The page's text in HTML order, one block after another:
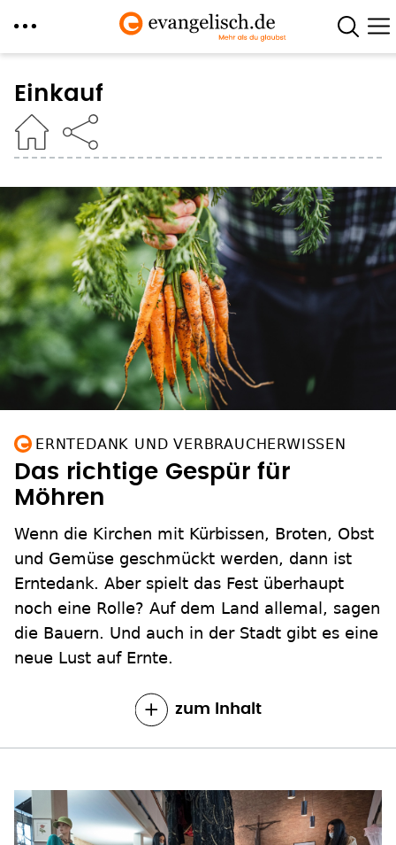
zum
Inhalt
Einkauf
ERNTEDANK UND VERBRAUCHERWISSEN
Das richtige Gespür für
Möhren
Wenn die Kirchen mit Kürbissen, Broten, Obst
und Gemüse geschmückt werden, dann ist
Erntedank. Aber spielt das Fest überhaupt
noch eine Rolle? Auf dem Land allemal, sagen
die Bauern. Und auch in der Stadt gibt es eine
neue Lust auf Ernte.
zum Inhalt